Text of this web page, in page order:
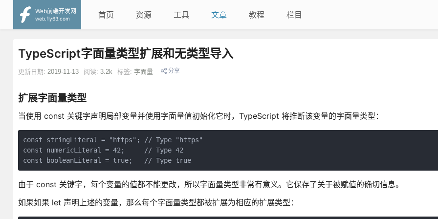
Web前端开发网
web.fly63.com
首页 资源 工具 文章 教程 栏目
TypeScript字面量类型扩展和无类型导入
更新日期: 2019-11-13 阅读: 3.2k 标签: 字面量 分享
扩展字面量类型
当使用 const 关键字声明局部变量并使用字面量值初始化它时，TypeScript 将推断该变量的字面量类型：
const stringLiteral = "https"; // Type "https"
const numericLiteral = 42;     // Type 42
const booleanLiteral = true;   // Type true
由于 const 关键字，每个变量的值都不能更改，所以字面量类型非常有意义。它保存了关于被赋值的确切信息。
如果如果 let 声明上述的变量，那么每个字面量类型都被扩展为相应的扩展类型：